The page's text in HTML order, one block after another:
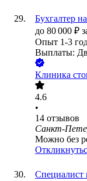
Бухгалтер
до 80 000 ₽
Опыт 1-3
Выплаты:
Клиника
4.6
•
14 отзывов
Санкт-
Можно без